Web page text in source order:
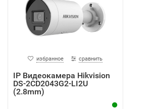
избранное сравнить
IP Видеокамера Hikvision
DS-2CD2043G2-LI2U
(2.8mm)